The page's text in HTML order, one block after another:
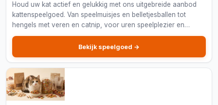
Houd uw kat actief en gelukkig met ons uitgebreide aanbod
kattenspeelgoed. Van speelmuisjes en belletjesballen tot
hengels met veren en catnip, voor uren speelplezier en
mentale stimulatie.
Bekijk speelgoed →